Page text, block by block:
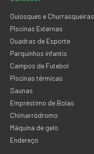
Quiosques e Churrasqueiras
Piscinas Externas
Quadras de Esporte
Parquinhos infantis
Campos de Futebol
Piscinas térmicas
Saunas
Empréstimo de Bolas
Chimarródromo
Máquina de gelo
Endereço